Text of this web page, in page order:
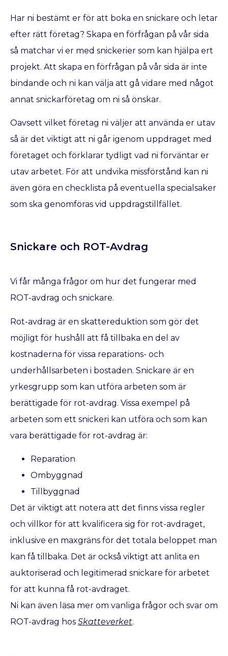
Har ni bestämt er för att boka en snickare och letar
efter rätt företag? Skapa en förfrågan på vår sida
så matchar vi er med snickerier som kan hjälpa ert
projekt. Att skapa en förfrågan på vår sida är inte
bindande och ni kan välja att gå vidare med något
annat snickarföretag om ni så önskar.
Oavsett vilket företag ni väljer att använda er utav
så är det viktigt att ni går igenom uppdraget med
företaget och förklarar tydligt vad ni förväntar er
utav arbetet. För att undvika missförstånd kan ni
även göra en checklista på eventuella specialsaker
som ska genomföras vid uppdragstillfället.
Snickare och ROT-Avdrag
Vi får många frågor om hur det fungerar med
ROT-avdrag och snickare.
Rot-avdrag är en skattereduktion som gör det
möjligt för hushåll att få tillbaka en del av
kostnaderna för vissa reparations- och
underhållsarbeten i bostaden. Snickare är en
yrkesgrupp som kan utföra arbeten som är
berättigade för rot-avdrag. Vissa exempel på
arbeten som ett snickeri kan utföra och som kan
vara berättigade för rot-avdrag är:
Reparation
Ombyggnad
Tillbyggnad
Det är viktigt att notera att det finns vissa regler
och villkor för att kvalificera sig för rot-avdraget,
inklusive en maxgräns för det totala beloppet man
kan få tillbaka. Det är också viktigt att anlita en
auktoriserad och legitimerad snickare för arbetet
för att kunna få rot-avdraget.
Ni kan även läsa mer om vanliga frågor och svar om
ROT-avdrag hos Skatteverket.